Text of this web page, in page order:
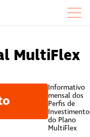
MultiFlex
Informativo
mensal dos
Perfis de
do Plano
MultiFlex